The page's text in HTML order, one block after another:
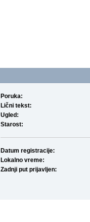
Poruka:
Lični tekst:
Ugled:
Starost:
Datum registracije:
Lokalno vreme:
Zadnji put prijavljen: